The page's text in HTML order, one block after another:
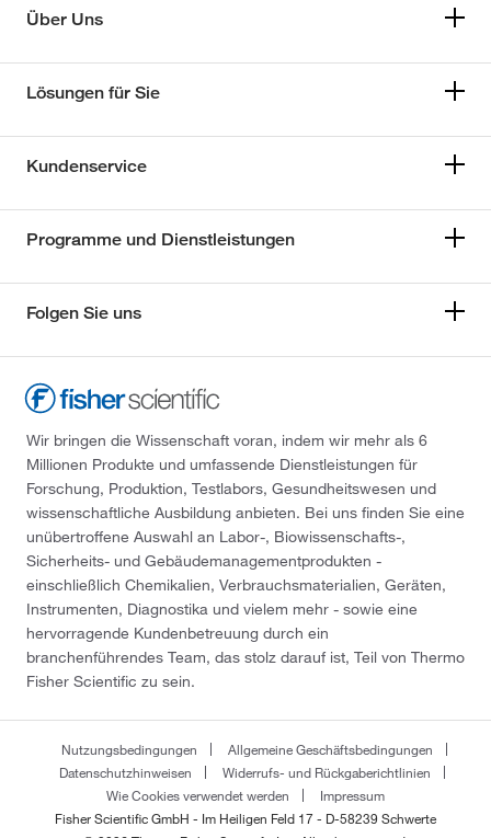
Über Uns
Lösungen für Sie
Kundenservice
Programme und Dienstleistungen
Folgen Sie uns
Wir bringen die Wissenschaft voran, indem wir mehr als 6
Millionen Produkte und umfassende Dienstleistungen für
Forschung, Produktion, Testlabors, Gesundheitswesen und
wissenschaftliche Ausbildung anbieten. Bei uns finden Sie eine
unübertroffene Auswahl an Labor-, Biowissenschafts-,
Sicherheits- und Gebäudemanagementprodukten -
einschließlich Chemikalien, Verbrauchsmaterialien, Geräten,
Instrumenten, Diagnostika und vielem mehr - sowie eine
hervorragende Kundenbetreuung durch ein
branchenführendes Team, das stolz darauf ist, Teil von Thermo
Fisher Scientific zu sein.
Nutzungsbedingungen
Allgemeine Geschäftsbedingungen
Datenschutzhinweisen
Widerrufs- und Rückgaberichtlinien
Wie Cookies verwendet werden
Impressum
Fisher Scientific GmbH - Im Heiligen Feld 17 - D-58239 Schwerte